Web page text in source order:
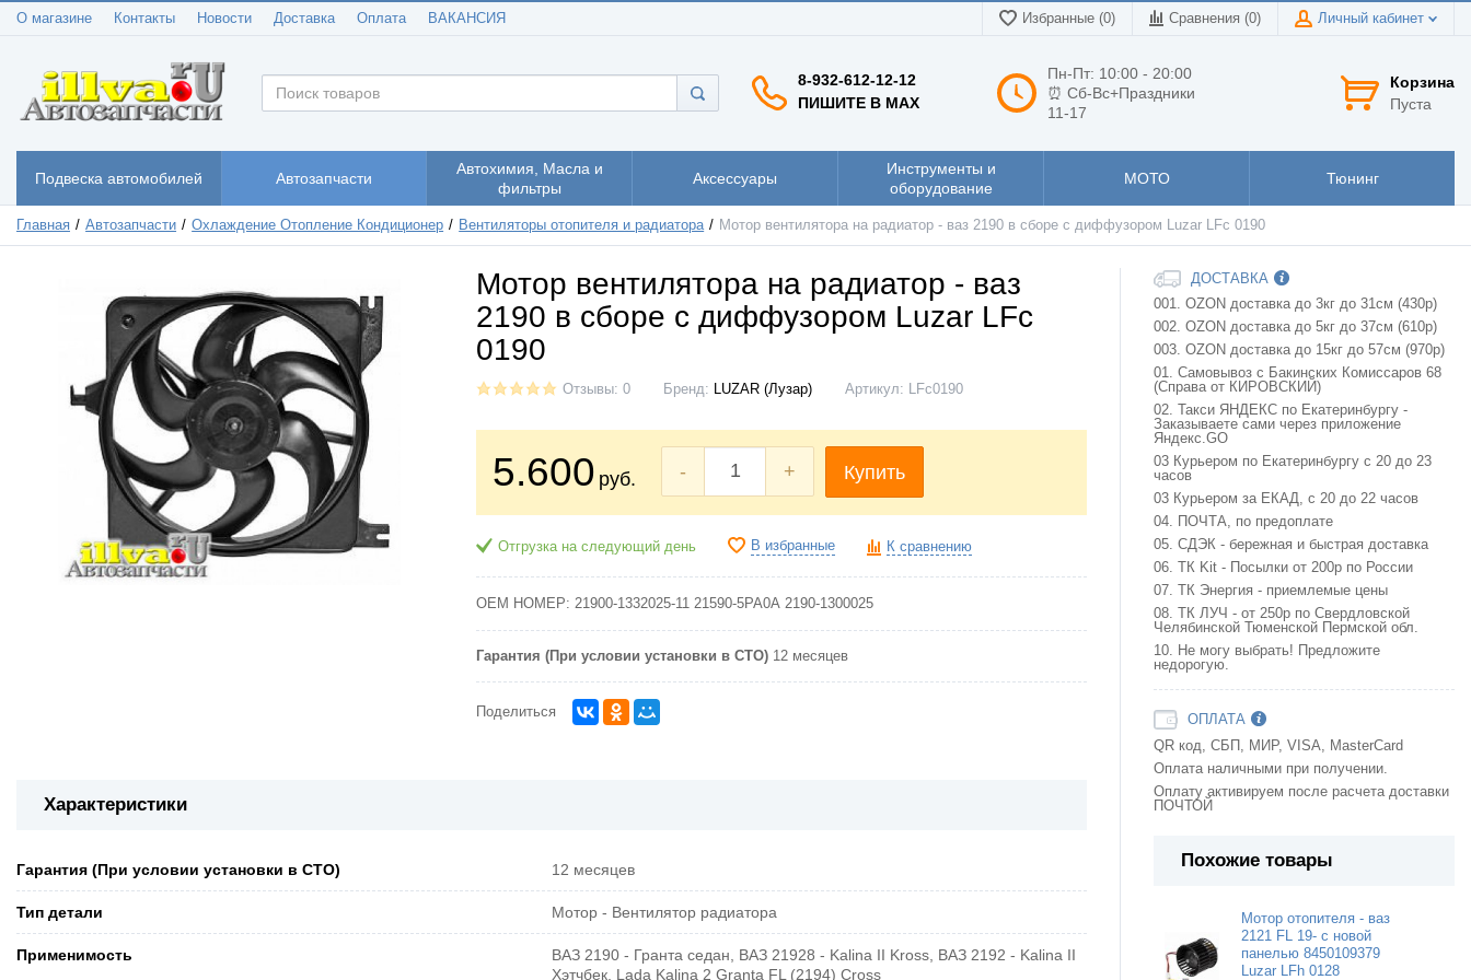
О магазине Контакты Новости Доставка Оплата ВАКАНСИЯ Избранные (0) Сравнения (0) Личный кабинет
8-932-612-12-12
ПИШИТЕ В MAX
Пн-Пт: 10:00 - 20:00
⏰ Сб-Вс+Праздники
11-17
Корзина
Пуста
Подвеска автомобилей Автозапчасти
Автохимия, Масла и
фильтры
Аксессуары
Инструменты и
оборудование
МОТО Тюнинг
Главная Автозапчасти Охлаждение Отопление Кондиционер Вентиляторы отопителя и радиатора Мотор вентилятора на радиатор - ваз 2190 в сборе с диффузором Luzar LFc 0190
Мотор вентилятора на радиатор - ваз
2190 в сборе с диффузором Luzar LFc
0190
Отзывы: 0 Бренд: LUZAR (Лузар) Артикул: LFc0190
5.600 руб. - + Купить
Отгрузка на следующий день В избранные К сравнению
OEM НОМЕР: 21900-1332025-11 21590-5PA0A 2190-1300025
Гарантия (При условии установки в СТО) 12 месяцев
Поделиться
Характеристики
Гарантия (При условии установки в СТО) 12 месяцев
Тип детали Мотор - Вентилятор радиатора
Применимость
ВАЗ 2190 - Гранта седан, ВАЗ 21928 - Kalina II Kross, ВАЗ 2192 - Kalina II
Хэтчбек, Lada Kalina 2 Granta FL (2194) Cross
ДОСТАВКА
001. OZON доставка до 3кг до 31см (430р)
002. OZON доставка до 5кг до 37см (610р)
003. OZON доставка до 15кг до 57см (970р)
01. Самовывоз с Бакинских Комиссаров 68
(Справа от КИРОВСКИЙ)
02. Такси ЯНДЕКС по Екатеринбургу -
Заказываете сами через приложение
Яндекс.GO
03 Курьером по Екатеринбургу с 20 до 23
часов
03 Курьером за ЕКАД, с 20 до 22 часов
04. ПОЧТА, по предоплате
05. СДЭК - бережная и быстрая доставка
06. ТК Kit - Посылки от 200р по России
07. ТК Энергия - приемлемые цены
08. ТК ЛУЧ - от 250р по Свердловской
Челябинской Тюменской Пермской обл.
10. Не могу выбрать! Предложите
недорогую.
ОПЛАТА
QR код, СБП, МИР, VISA, MasterCard
Оплата наличными при получении.
Оплату активируем после расчета доставки
ПОЧТОЙ
Похожие товары
Мотор отопителя - ваз
2121 FL 19- с новой
панелью 8450109379
Luzar LFh 0128